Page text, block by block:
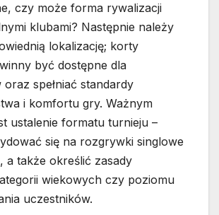
czy może forma rywalizacji
klubami? Następnie należy
lokalizację; korty
być dostępne dla
spełniać standardy
i komfortu gry. Ważnym
ustalenie formatu turnieju –
się na rozgrywki singlowe
a także określić zasady
wiekowych czy poziomu
uczestników.